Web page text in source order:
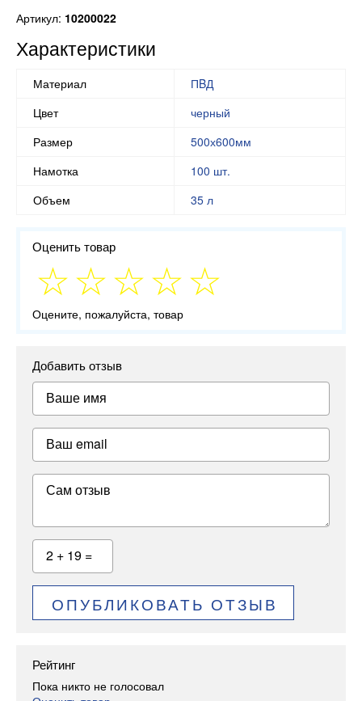
Артикул: 10200022
Характеристики
Материал
ПBД
Цвет
черный
Размер
500х600мм
Намотка
100 шт.
Объем
35 л
Оценить товар
Оцените, пожалуйста, товар
Добавить отзыв
Ваше имя
Ваш email
Сам отзыв
2 + 19 =
ОПУБЛИКОВАТЬ ОТЗЫВ
Рейтинг
Пока никто не голосовал